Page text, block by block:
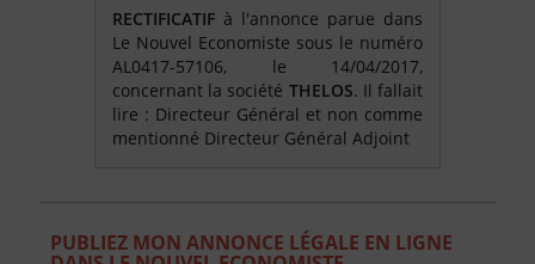
RECTIFICATIF à l'annonce parue dans
Le Nouvel Economiste sous le numéro
AL0417-57106, le 14/04/2017,
concernant la société THELOS. Il fallait
lire : Directeur Général et non comme
mentionné Directeur Général Adjoint
PUBLIEZ MON ANNONCE LÉGALE EN LIGNE